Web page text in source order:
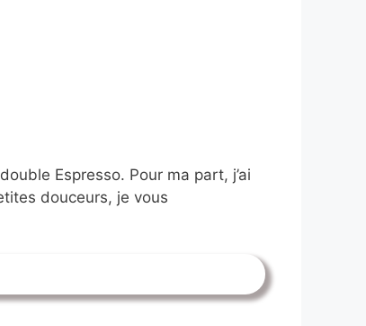
Espresso. Pour ma part, j’ai
douceurs, je vous